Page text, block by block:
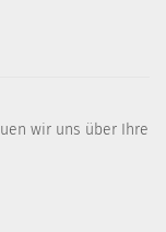
wir uns über Ihre